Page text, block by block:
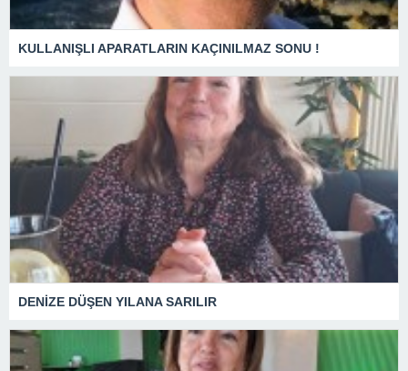
KULLANIŞLI APARATLARIN KAÇINILMAZ SONU !
DENİZE DÜŞEN YILANA SARILIR